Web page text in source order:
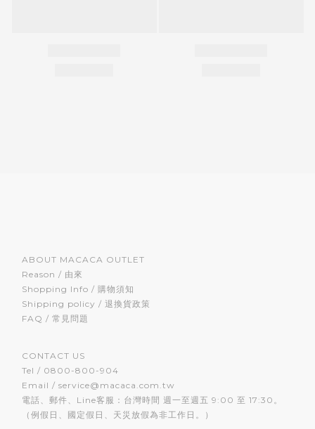
ABOUT MACACA OUTLET
Reason / 由來
Shopping Info / 購物須知
Shipping policy / 退換貨政策
FAQ / 常見問題
CONTACT US
Tel / 0800-800-904
Email / service@macaca.com.tw
電話、郵件、Line客服：台灣時間 週一至週五 9:00 至 17:30。
（例假日、國定假日、天災放假為非工作日。）